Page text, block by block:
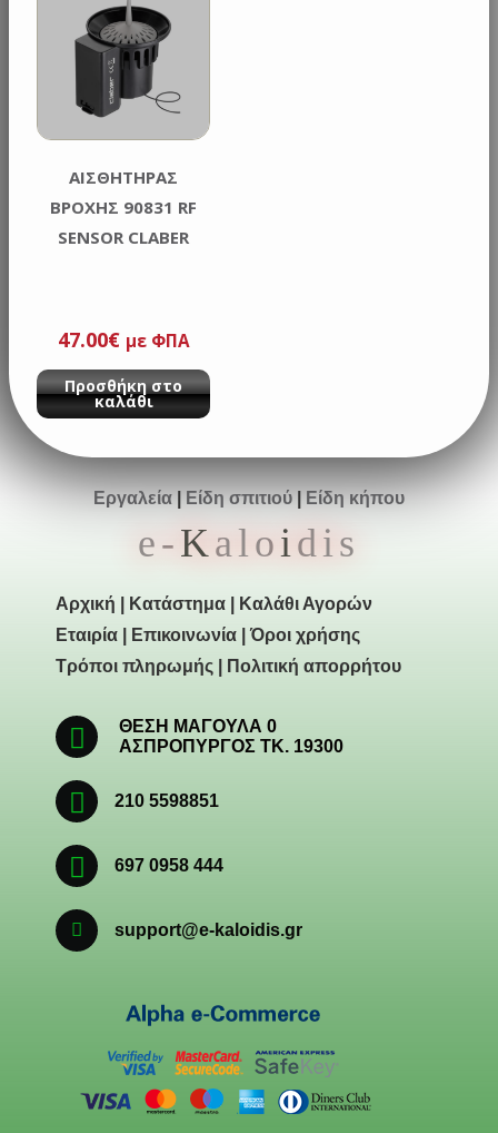
ΑΙΣΘΗΤΗΡΑΣ
ΒΡΟΧΗΣ 90831 RF
SENSOR CLABER
47.00€ με ΦΠΑ
Προσθήκη στο
καλάθι
Εργαλεία Είδη σπιτιού Είδη κήπου
e-Kaloi dis
Αρχική Κατάστημα
Καλάθι Αγορών
Εταιρία
Επικοινωνία |Όροι χρήσης
Τρόποι πληρωμής
Πολιτική απορρήτου
ΘΕΣΗ ΜΑΓΟΥΛΑ 0
ΑΣΠΡΟΠΥΡΓΟΣ ΤΚ. 19300
210 5598851
697 0958 444
support@e-kaloidis.gr